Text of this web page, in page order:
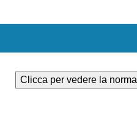
Clicca per vedere la norma